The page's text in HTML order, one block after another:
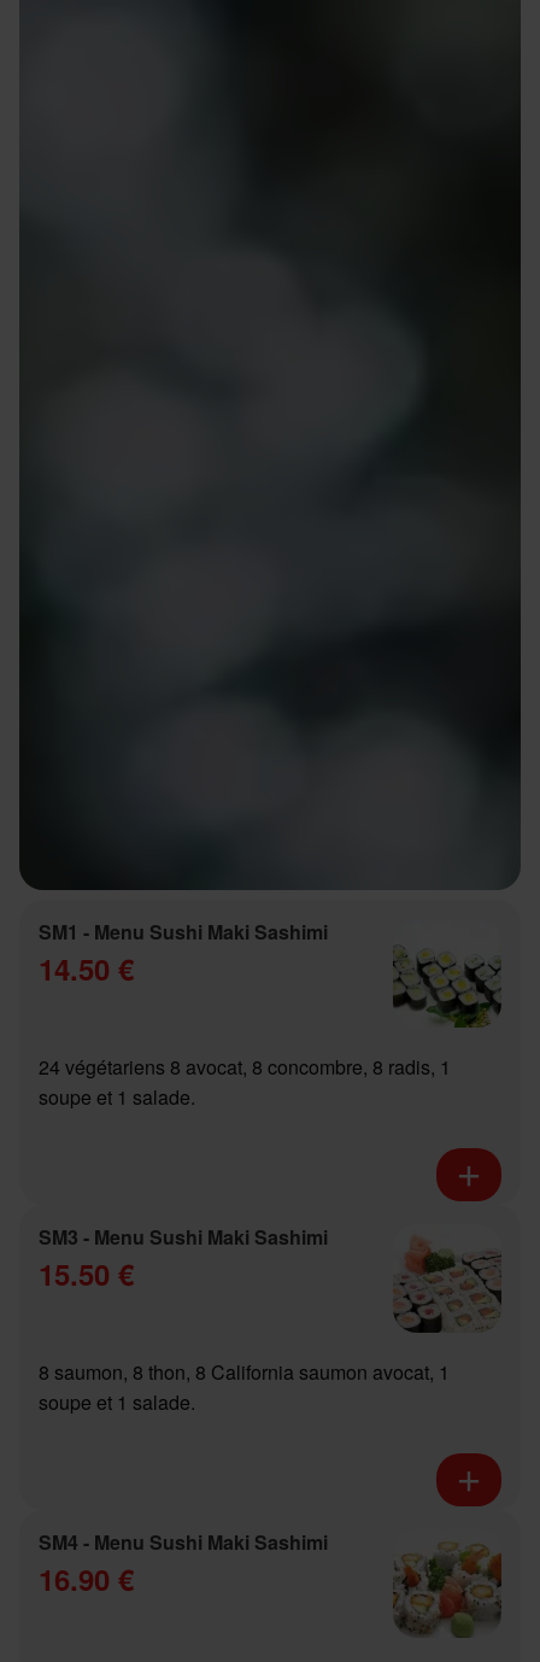
SM1 - Menu Sushi Maki Sashimi
14.50 €
24 végétariens 8 avocat, 8 concombre, 8 radis, 1
soupe et 1 salade.
SM3 - Menu Sushi Maki Sashimi
15.50 €
8 saumon, 8 thon, 8 California saumon avocat, 1
soupe et 1 salade.
SM4 - Menu Sushi Maki Sashimi
16.90 €